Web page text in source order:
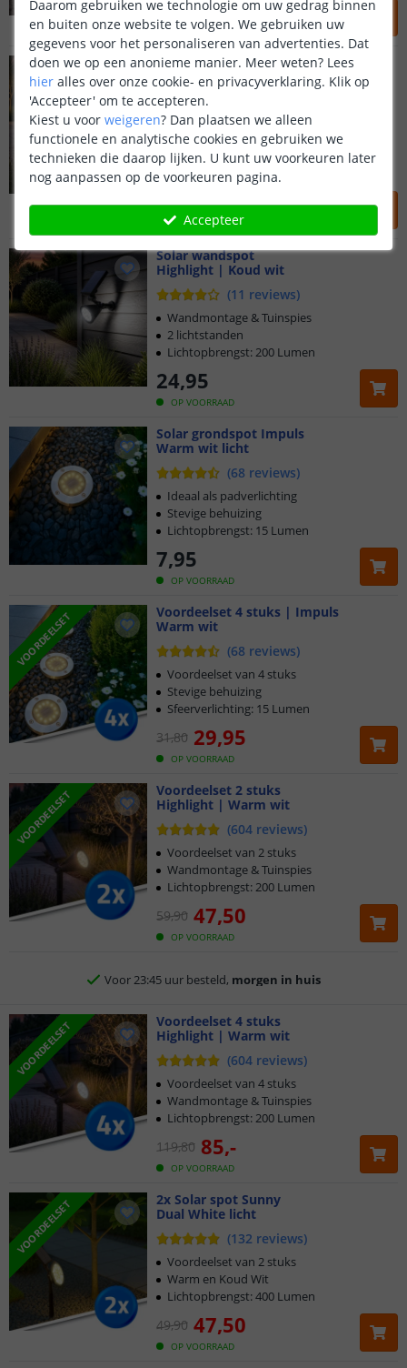
OP VOORRAAD
27,95
Solar wandspot
Highlight | Warm wit
(44 reviews)
OP VOORRAAD
29,95
Wandmontage & Tuinspies
2 lichtstanden
Lichtopbrengst: 200 Lumen
Solar wandspot
Highlight | Koud wit
(11 reviews)
OP VOORRAAD
24,95
Wandmontage & Tuinspies
2 lichtstanden
Lichtopbrengst: 200 Lumen
Solar grondspot Impuls
Warm wit licht
(68 reviews)
OP VOORRAAD
7,95
Ideaal als padverlichting
Stevige behuizing
Lichtopbrengst: 15 Lumen
VOORDEELSET
Voordeelset 4 stuks | Impuls
Warm wit
(68 reviews)
OP VOORRAAD
31,80 29,95
Voordeelset van 4 stuks
Stevige behuizing
Sfeerverlichting: 15 Lumen
VOORDEELSET
Voordeelset 2 stuks
Highlight | Warm wit
(604 reviews)
OP VOORRAAD
59,90 47,50
Voordeelset van 2 stuks
Wandmontage & Tuinspies
Lichtopbrengst: 200 Lumen
Klantbeoordeling 9.1
Gratisverzending vanaf € 20,-
Klantbeoordeling 9.1
Voor 23:45 uur besteld,
VOORDEELSET
Voordeelset 4 stuks
Highlight | Warm wit
(604 reviews)
OP VOORRAAD
119,80 85,-
Voordeelset van 4 stuks
Wandmontage & Tuinspies
Lichtopbrengst: 200 Lumen
VOORDEELSET
2x Solar spot Sunny
Dual White licht
(132 reviews)
OP VOORRAAD
49,90 47,50
Voordeelset van 2 stuks
Warm en Koud Wit
Lichtopbrengst: 400 Lumen
Daarom gebruiken we technologie om uw gedrag binnen
en buiten onze website te volgen. We gebruiken uw
gegevens voor het personaliseren van advertenties. Dat
doen we op een anonieme manier. Meer weten? Lees
hier alles over onze cookie- en privacyverklaring. Klik op
'Accepteer' om te accepteren.
Kiest u voor weigeren? Dan plaatsen we alleen
functionele en analytische cookies en gebruiken we
technieken die daarop lijken. U kunt uw voorkeuren later
nog aanpassen op de voorkeuren pagina.
Accepteer